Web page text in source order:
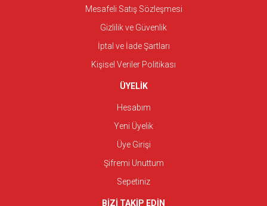
Mesafeli Satış Sözleşmesi
Gizlilik ve Güvenlik
İptal ve İade Şartları
Kişisel Veriler Politikası
ÜYELİK
Hesabım
Yeni Üyelik
Üye Girişi
Şifremi Unuttum
Sepetiniz
BİZİ TAKİP EDİN